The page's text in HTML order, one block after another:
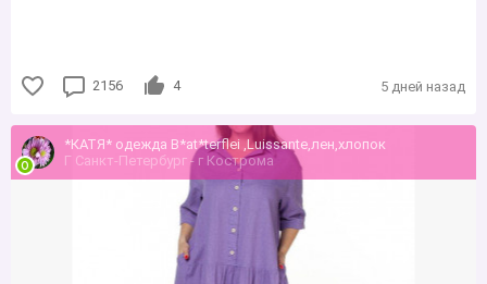
2156 4 5 дней назад
*КАТЯ* одежда B*at*terflei ,Luissante,лен,хлопок
Г Санкт-Петербург - г Кострома